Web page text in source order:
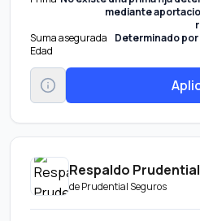
mediante
Suma asegurada
Determinado
Edad
Respaldo Prudential
dePrudential Seguros